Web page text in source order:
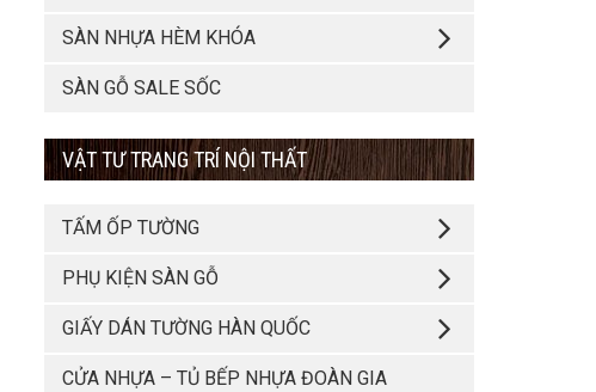
SÀN NHỰA HÈM KHÓA
SÀN GỖ SALE SỐC
VẬT TƯ TRANG TRÍ NỘI THẤT
TẤM ỐP TƯỜNG
PHỤ KIỆN SÀN GỖ
GIẤY DÁN TƯỜNG HÀN QUỐC
CỬA NHỰA – TỦ BẾP NHỰA ĐOÀN GIA